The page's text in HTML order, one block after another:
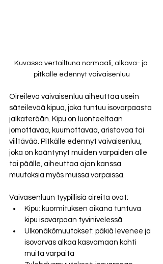
Kuvassa vertailtuna normaali, alkava- ja
pitkälle edennyt vaivaisenluu
Oireileva vaivaisenluu aiheuttaa usein
säteilevää kipua, joka tuntuu isovarpaasta
jalkaterään. Kipu on luonteeltaan
jomottavaa, kuumottavaa, aristavaa tai
viiltävää. Pitkälle edennyt vaivaisenluu,
joka on kääntynyt muiden varpaiden alle
tai päälle, aiheuttaa ajan kanssa
muutoksia myös muissa varpaissa.
Vaivasenluun tyypillisiä oireita ovat:
Kipu: kuormituksen aikana tuntuva
kipu isovarpaan tyvinivelessä
Ulkonäkömuutokset: päkiä levenee ja
isovarvas alkaa kasvamaan kohti
muita varpaita